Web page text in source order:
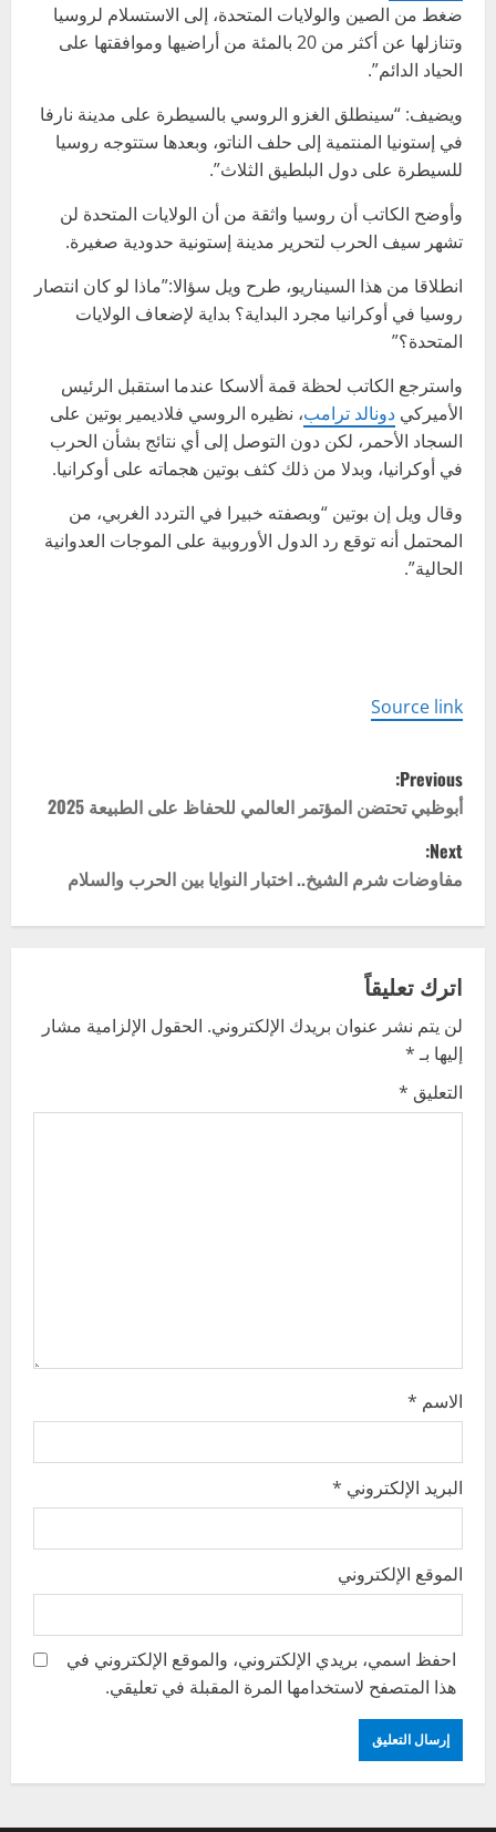
ضغط من الصين والولايات المتحدة، إلى الاستسلام لروسيا
وتنازلها عن أكثر من 20 بالمئة من أراضيها وموافقتها على
الحياد الدائم”.
ويضيف: “سينطلق الغزو الروسي بالسيطرة على مدينة نارفا
في إستونيا المنتمية إلى حلف الناتو، وبعدها ستتوجه روسيا
للسيطرة على دول البلطيق الثلاث”.
وأوضح الكاتب أن روسيا واثقة من أن الولايات المتحدة لن
تشهر سيف الحرب لتحرير مدينة إستونية حدودية صغيرة.
انطلاقا من هذا السيناريو، طرح ويل سؤالا:”ماذا لو كان انتصار
روسيا في أوكرانيا مجرد البداية؟ بداية لإضعاف الولايات
المتحدة؟”
واسترجع الكاتب لحظة قمة ألاسكا عندما استقبل الرئيس
الأميركي دونالد ترامب، نظيره الروسي فلاديمير بوتين على
السجاد الأحمر، لكن دون التوصل إلى أي نتائج بشأن الحرب
في أوكرانيا، وبدلا من ذلك كثف بوتين هجماته على أوكرانيا.
وقال ويل إن بوتين “وبصفته خبيرا في التردد الغربي، من
المحتمل أنه توقع رد الدول الأوروبية على الموجات العدوانية
الحالية”.
Source link
P
o
s
a
v
i
n
Previous:
أبوظبي تحتضن المؤتمر العالمي للحفاظ على الطبيعة 2025
Next:
مفاوضات شرم الشيخ.. اختبار النوايا بين الحرب والسلام
اترك تعليقاً
لن يتم نشر عنوان بريدك الإلكتروني. الحقول الإلزامية مشار
إليها بـ*
التعليق *
الاسم *
البريد الإلكتروني *
الموقع الإلكتروني
احفظ اسمي، بريدي الإلكتروني، والموقع الإلكتروني في
هذا المتصفح لاستخدامها المرة المقبلة في تعليقي.